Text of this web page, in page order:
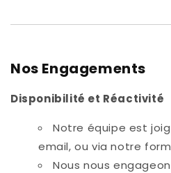
Nos Engagements
Disponibilité et Réactivité
Notre équipe est
email, ou via notre
Nous nous